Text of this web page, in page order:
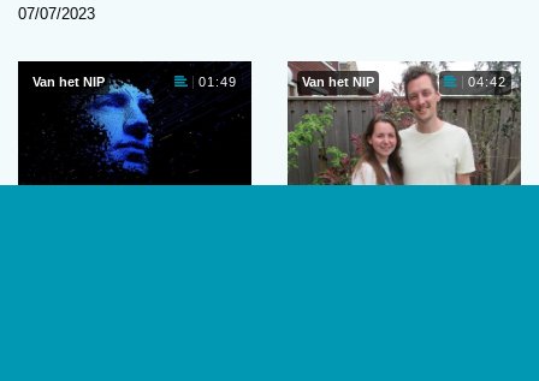
07/07/2023
Van het NIP 01:49 Van het NIP 04:42